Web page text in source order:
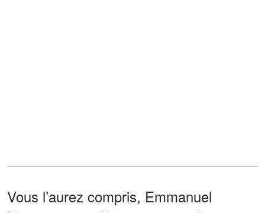
Vous l’aurez compris, Emmanuel